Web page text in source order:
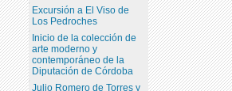
Excursión a El Viso de
Los Pedroches
Inicio de la colección de
arte moderno y
contemporáneo de la
Diputación de Córdoba
Julio Romero de Torres y